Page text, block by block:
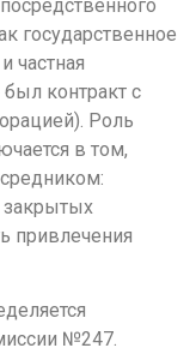
государственное
частная
контракт с
Роль
в том,
закрытых
привлечения
№247.